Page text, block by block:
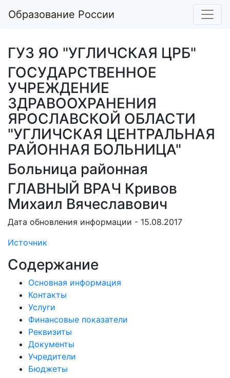
Образование России
ГУЗ ЯО "УГЛИЧСКАЯ ЦРБ"
ГОСУДАРСТВЕННОЕ
УЧРЕЖДЕНИЕ
ЗДРАВООХРАНЕНИЯ
ЯРОСЛАВСКОЙ ОБЛАСТИ
"УГЛИЧСКАЯ ЦЕНТРАЛЬНАЯ
РАЙОННАЯ БОЛЬНИЦА"
Больница районная
ГЛАВНЫЙ ВРАЧ Кривов
Михаил Вячеславович
Дата обновления информации - 15.08.2017
Источник
Содержание
Основная информация
Контакты
Услуги
Финансовые показатели
Реквизиты
Документы
Учредители
Бюджеты